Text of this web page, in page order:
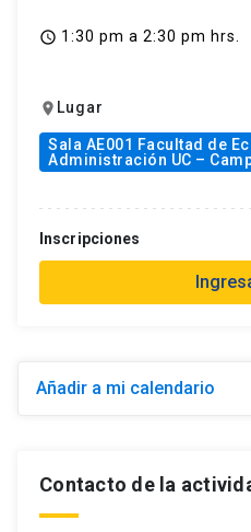
access_time 1:30 pm a 2:30 pm hrs.
location_on Lugar
Sala AE001 Facultad de
Administración UC –
Inscripciones
Añadir a mi calendario
Contacto de la